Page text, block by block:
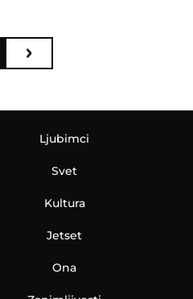
Ljubimci
Svet
Kultura
Jetset
Ona